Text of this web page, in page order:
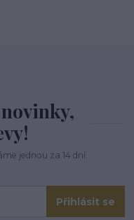
jednou za 14 dní.
Přihlásit se